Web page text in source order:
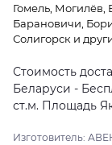
Гомель, Могилёв,
Барановичи,
Солигорск и
Стоимость
Беларуси -
ст.м. Площадь
Изготовитель: